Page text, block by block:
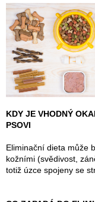
KDY JE VHODNÝ
PSOVI
Eliminační dieta může
kožními (svědivost,
totiž úzce spojeny se